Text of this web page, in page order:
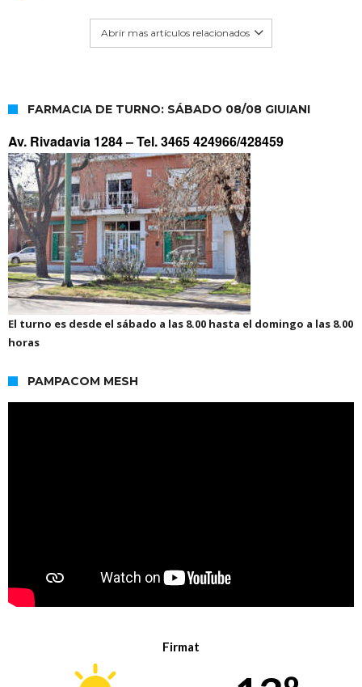
Abrir mas artículos relacionados
FARMACIA DE TURNO: SÁBADO 08/08 GIUIANI
Av. Rivadavia 1284 –Tel. 3465 424966/428459
El turno es desde el sábado a las 8.00 hasta el domingo a las 8.00
horas
PAMPACOM MESH
Firmat